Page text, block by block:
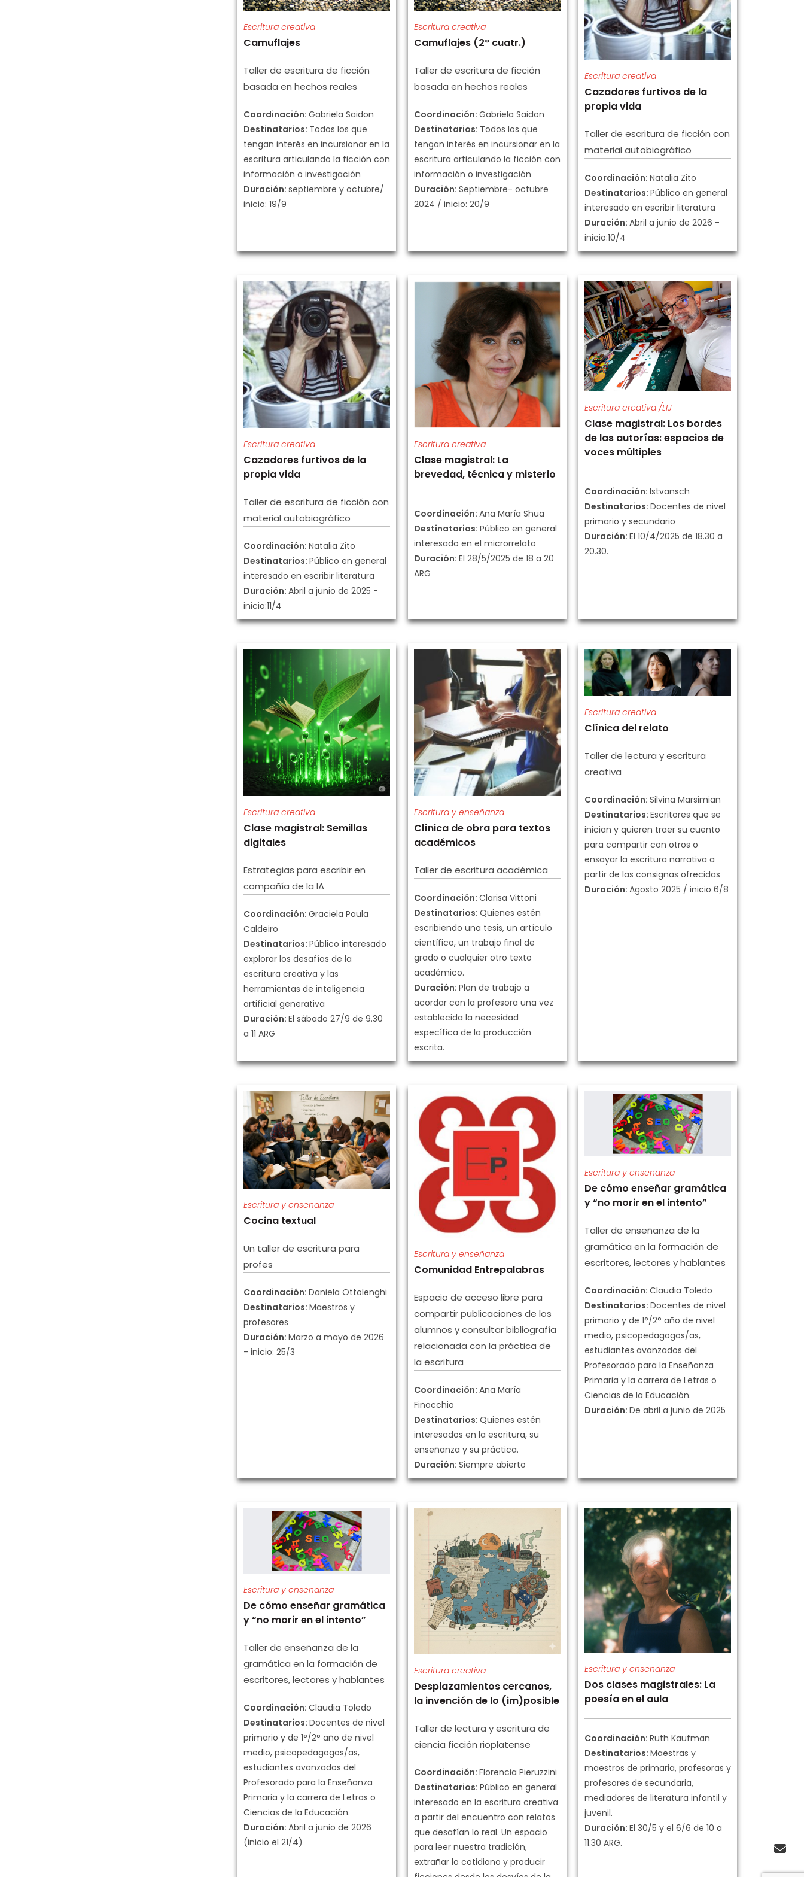
Escritura creativa
Camuflajes
Taller de escritura de ficción
basada en hechos reales
Coordinación: Gabriela Saidon
Destinatarios: Todos los que
tengan interés en incursionar en la
escritura articulando la ficción con
información o investigación
Duración: septiembre y octubre/
inicio: 19/9
Escritura creativa
Camuflajes (2° cuatr.)
Taller de escritura de ficción
basada en hechos reales
Coordinación: Gabriela Saidon
Destinatarios: Todos los que
tengan interés en incursionar en la
escritura articulando la ficción con
información o investigación
Duración: Septiembre- octubre
2024 / inicio: 20/9
Escritura creativa
Cazadores furtivos de la
propia vida
Taller de escritura de ficción con
material autobiográfico
Coordinación: Natalia Zito
Destinatarios: Público en general
interesado en escribir literatura
Duración: Abril a junio de 2026 -
inicio:10/4
Escritura creativa
Cazadores furtivos de la
propia vida
Taller de escritura de ficción con
material autobiográfico
Coordinación: Natalia Zito
Destinatarios: Público en general
interesado en escribir literatura
Duración: Abril a junio de 2025 -
inicio:11/4
Escritura creativa
Clase magistral: La
brevedad, técnica y misterio
Coordinación: Ana María Shua
Destinatarios: Público en general
interesado en el microrrelato
Duración: El 28/5/2025 de 18 a 20
ARG
Escritura creativa /LIJ
Clase magistral: Los bordes
de las autorías: espacios de
voces múltiples
Coordinación: Istvansch
Destinatarios: Docentes de nivel
primario y secundario
Duración: El 10/4/2025 de 18.30 a
20.30.
Escritura creativa
Clase magistral: Semillas
digitales
Estrategias para escribir en
compañía de la IA
Coordinación: Graciela Paula
Caldeiro
Destinatarios: Público interesado
explorar los desafíos de la
escritura creativa y las
herramientas de inteligencia
artificial generativa
Duración: El sábado 27/9 de 9.30
a 11 ARG
Escritura y enseñanza
Clínica de obra para textos
académicos
Taller de escritura académica
Coordinación: Clarisa Vittoni
Destinatarios: Quienes estén
escribiendo una tesis, un artículo
científico, un trabajo final de
grado o cualquier otro texto
académico.
Duración: Plan de trabajo a
acordar con la profesora una vez
establecida la necesidad
específica de la producción
escrita.
Escritura creativa
Clínica del relato
Taller de lectura y escritura
creativa
Coordinación: Silvina Marsimian
Destinatarios: Escritores que se
inician y quieren traer su cuento
para compartir con otros o
ensayar la escritura narrativa a
partir de las consignas ofrecidas
Duración: Agosto 2025 / inicio 6/8
Escritura y enseñanza
Cocina textual
Un taller de escritura para
profes
Coordinación: Daniela Ottolenghi
Destinatarios: Maestros y
profesores
Duración: Marzo a mayo de 2026
- inicio: 25/3
Escritura y enseñanza
Comunidad Entrepalabras
Espacio de acceso libre para
compartir publicaciones de los
alumnos y consultar bibliografía
relacionada con la práctica de
la escritura
Coordinación: Ana María
Finocchio
Destinatarios: Quienes estén
interesados en la escritura, su
enseñanza y su práctica.
Duración: Siempre abierto
Escritura y enseñanza
De cómo enseñar gramática
y “no morir en el intento”
Taller de enseñanza de la
gramática en la formación de
escritores, lectores y hablantes
Coordinación: Claudia Toledo
Destinatarios: Docentes de nivel
primario y de 1°/2° año de nivel
medio, psicopedagogos/as,
estudiantes avanzados del
Profesorado para la Enseñanza
Primaria y la carrera de Letras o
Ciencias de la Educación.
Duración: De abril a junio de 2025
Escritura y enseñanza
De cómo enseñar gramática
y “no morir en el intento”
Taller de enseñanza de la
gramática en la formación de
escritores, lectores y hablantes
Coordinación: Claudia Toledo
Destinatarios: Docentes de nivel
primario y de 1°/2° año de nivel
medio, psicopedagogos/as,
estudiantes avanzados del
Profesorado para la Enseñanza
Primaria y la carrera de Letras o
Ciencias de la Educación.
Duración: Abril a junio de 2026
(inicio el 21/4)
Escritura creativa
Desplazamientos cercanos,
la invención de lo (im)posible
Taller de lectura y escritura de
ciencia ficción rioplatense
Coordinación: Florencia Pieruzzini
Destinatarios: Público en general
interesado en la escritura creativa
a partir del encuentro con relatos
que desafían lo real. Un espacio
para leer nuestra tradición,
extrañar lo cotidiano y producir
Escritura y enseñanza
Dos clases magistrales: La
poesía en el aula
Coordinación: Ruth Kaufman
Destinatarios: Maestras y
maestros de primaria, profesoras y
profesores de secundaria,
mediadores de literatura infantil y
juvenil.
Duración: El 30/5 y el 6/6 de 10 a
11.30 ARG.